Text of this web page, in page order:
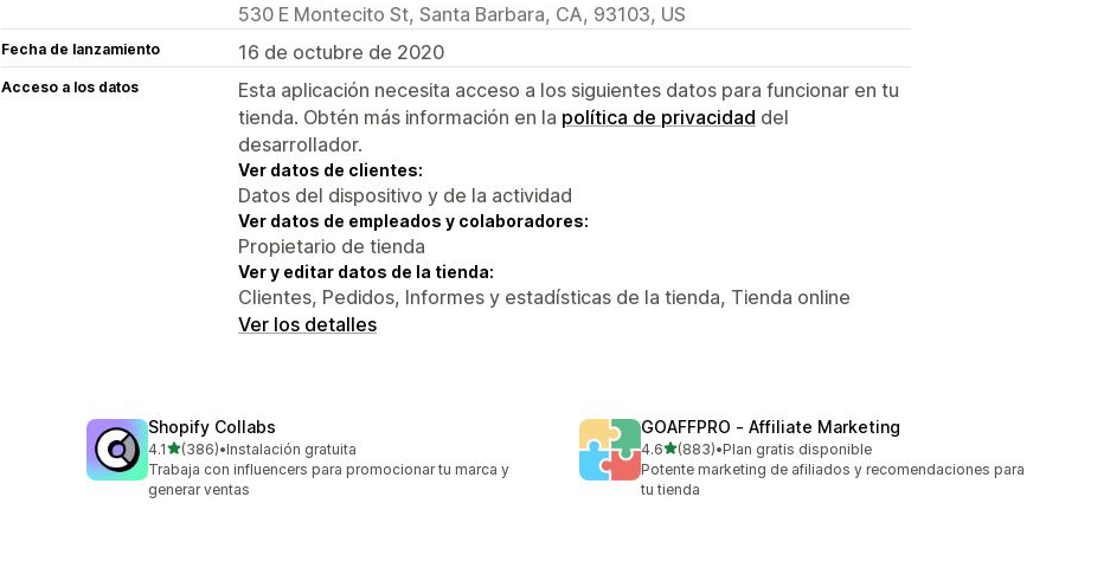
530 E Montecito St, Santa Barbara, CA, 93103, US
Fecha de lanzamiento 16 de octubre de 2020
Acceso a los datos
Esta aplicación necesita acceso a los siguientes datos para funcionar en tu
tienda. Obtén más información en la política de privacidad del
desarrollador.
Ver datos de clientes:
Datos del dispositivo y de la actividad
Ver datos de empleados y colaboradores:
Propietario de tienda
Ver y editar datos de la tienda:
Clientes, Pedidos, Informes y estadísticas de la tienda, Tienda online
Ver los detalles
Shopify Collabs
4.1de 5 estrellas
(386)
386 reseñas en total
•Instalación gratuita
Trabaja con influencers para promocionar tu marca y
generar ventas
GOAFFPRO ‑ Affiliate Marketing
4.6de 5 estrellas
(883)
883 reseñas en total
•Plan gratis disponible
Potente marketing de afiliados y recomendaciones para
tu tienda